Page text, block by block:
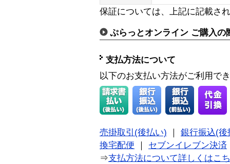
保証については、上記に記載さ
ぷらっとオンライン ご購入の
支払方法について
以下のお支払い方法がご利用で
売掛取引(後払い)
銀行振込(後
換宅配便
セブンイレブン決済
⇒支払方法について詳しくはこ